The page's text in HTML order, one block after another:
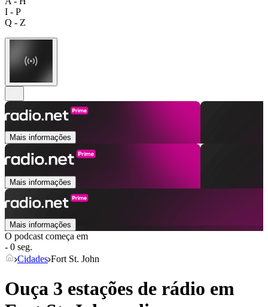
I - P
Q - Z
Mais informações
Mais informações
Mais informações
O podcast começa em
- 0 seg.
Cidades Fort St. John
Ouça 3 estações de rádio em